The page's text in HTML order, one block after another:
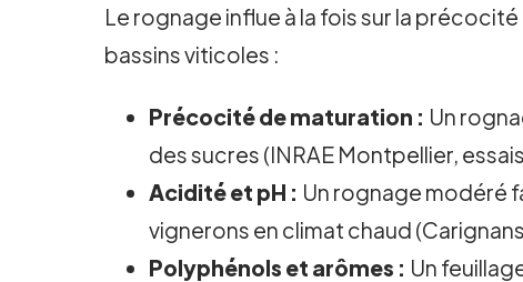
Le rognage influe à la fois sur la
bassins viticoles :
Précocité de maturation : Un
des sucres (INRAE Montpellier,
Acidité et pH : Un rognage modéré
vignerons en climat chaud
Polyphénols et arômes : Un